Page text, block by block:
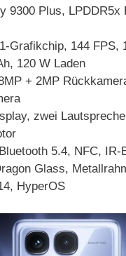
9300 Plus, LPDDR5x
Grafikchip, 144 FPS,
120 W Laden
+ 2MP
zwei
5.4, NFC, IR-
Glass,
HyperOS